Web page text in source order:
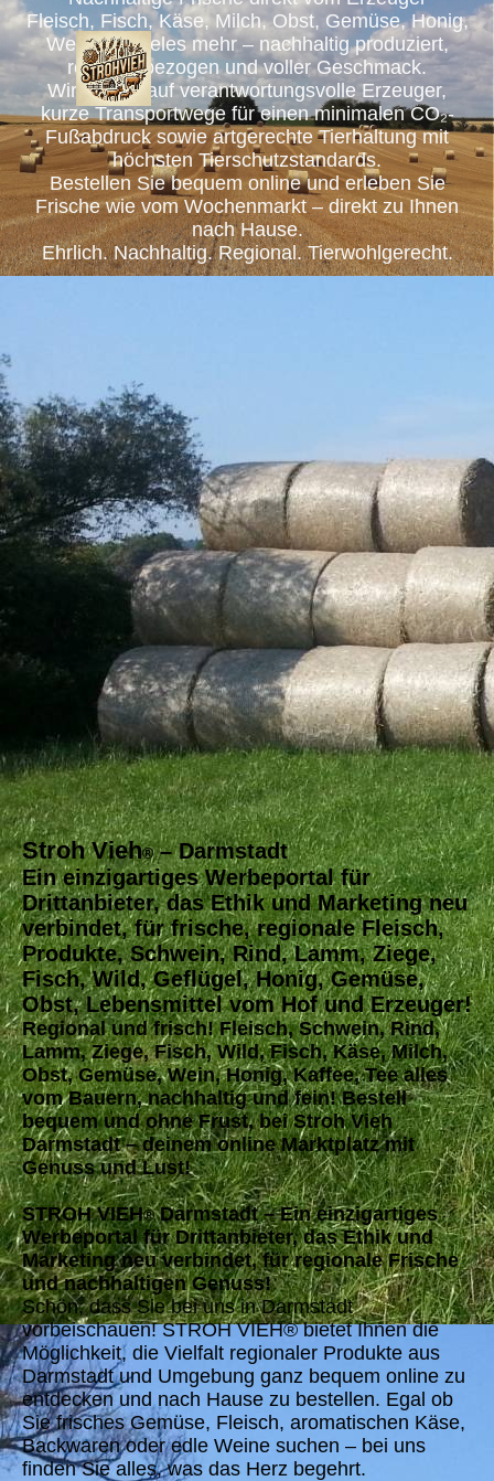
Fleisch, Fisch, Käse, Milch, Obst, Gemüse, Honig,
Wein und vieles mehr – nachhaltig produziert,
regional bezogen und voller Geschmack.
Wir setzen auf verantwortungsvolle Erzeuger,
kurze Transportwege für einen minimalen CO₂-
Fußabdruck sowie artgerechte Tierhaltung mit
höchsten Tierschutzstandards.
Bestellen Sie bequem online und erleben Sie
Frische wie vom Wochenmarkt – direkt zu Ihnen
nach Hause.
Ehrlich. Nachhaltig. Regional. Tierwohlgerecht.
Stroh Vieh®– Darmstadt
Ein einzigartiges Werbeportal für
Drittanbieter, das Ethik und Marketing neu
verbindet, für frische, regionale Fleisch,
Produkte, Schwein, Rind, Lamm, Ziege,
Fisch, Wild, Geflügel, Honig, Gemüse,
Obst, Lebensmittel vom Hof und Erzeuger!
Regional und frisch! Fleisch, Schwein, Rind,
Lamm, Ziege, Fisch, Wild, Fisch, Käse, Milch,
Obst, Gemüse, Wein, Honig, Kaffee, Tee alles
vom Bauern, nachhaltig und fein! Bestell
bequem und ohne Frust, bei Stroh Vieh
Darmstadt – deinem online Marktplatz mit
Genuss und Lust!
STROH VIEH®Darmstadt – Ein einzigartiges
Werbeportal für Drittanbieter, das Ethik und
Marketing neu verbindet, für regionale Frische
und nachhaltigen Genuss!
Schön, dass Sie bei uns in Darmstadt
vorbeischauen! STROH VIEH® bietet Ihnen die
Möglichkeit, die Vielfalt regionaler Produkte aus
Darmstadt und Umgebung ganz bequem online zu
entdecken und nach Hause zu bestellen. Egal ob
Sie frisches Gemüse, Fleisch, aromatischen Käse,
Backwaren oder edle Weine suchen – bei uns
finden Sie alles, was das Herz begehrt.